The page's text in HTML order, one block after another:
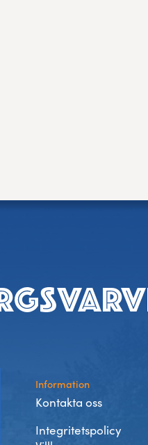
Information
Kontakta oss
Integritetspolicy